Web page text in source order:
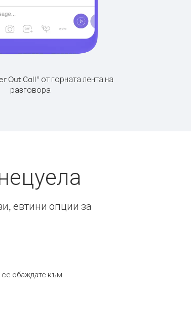
Out Call” от горната лента на
разговора
евтини опции за
се обаждате към